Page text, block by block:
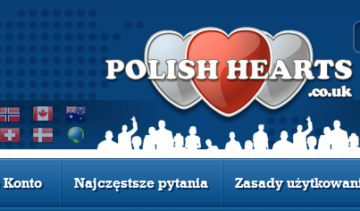
Najczęstsze pytania Zasady